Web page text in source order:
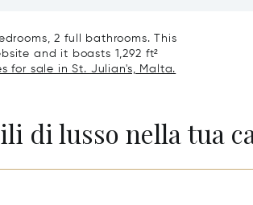
2 full bathrooms. This
and it boasts 1,292 ft²
for sale in St. Julian's, Malta.
di lusso nella tua